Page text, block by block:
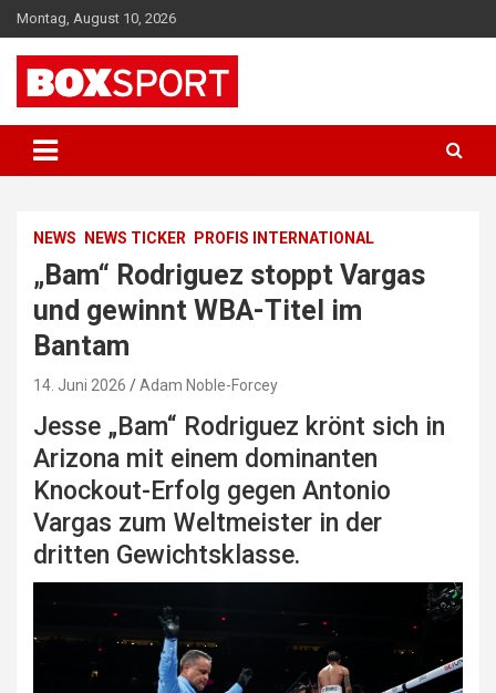
Skip
to
content
Montag, August 10, 2026
BOXSPORT
NEWS NEWS TICKER PROFIS INTERNATIONAL
„Bam“ Rodriguez stoppt Vargas
und gewinnt WBA-Titel im
Bantam
14. Juni 2026 Adam Noble-Forcey
Jesse „Bam“ Rodriguez krönt sich in
Arizona mit einem dominanten
Knockout-Erfolg gegen Antonio
Vargas zum Weltmeister in der
dritten Gewichtsklasse.